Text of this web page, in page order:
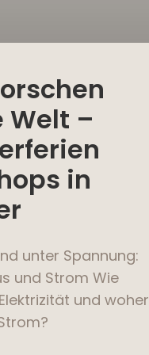
Welt –
in
unter Spannung:
und Strom Wie
und woher